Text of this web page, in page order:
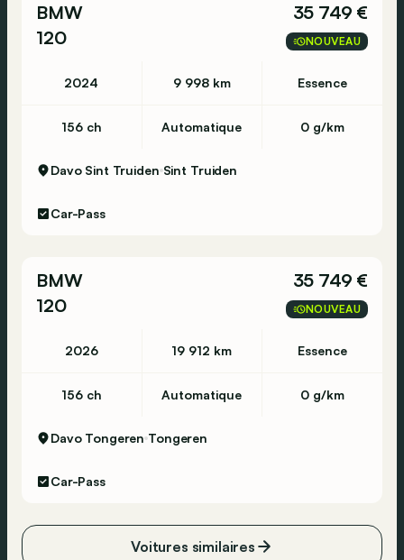
BMW
120
35 749 €
NOUVEAU
2024 9 998 km Essence
156 ch Automatique 0 g/km
Davo Sint Truiden Sint Truiden
Car-Pass
BMW
120
35 749 €
NOUVEAU
2026 19 912 km Essence
156 ch Automatique 0 g/km
Davo Tongeren Tongeren
Car-Pass
Voitures similaires